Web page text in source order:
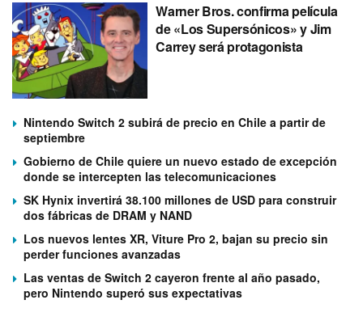
Warner Bros. confirma película
de «Los Supersónicos» y Jim
Carrey será protagonista
Nintendo Switch 2 subirá de precio en Chile a partir de
septiembre
Gobierno de Chile quiere un nuevo estado de excepción
donde se intercepten las telecomunicaciones
SK Hynix invertirá 38.100 millones de USD para construir
dos fábricas de DRAM y NAND
Los nuevos lentes XR, Viture Pro 2, bajan su precio sin
perder funciones avanzadas
Las ventas de Switch 2 cayeron frente al año pasado,
pero Nintendo superó sus expectativas